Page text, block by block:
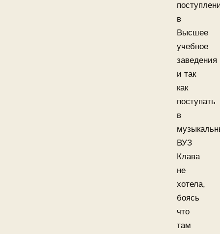
в
Высшее
учебное
заведения
и так
как
поступать
в
ВУЗ
Клава
не
хотела,
боясь
что
там